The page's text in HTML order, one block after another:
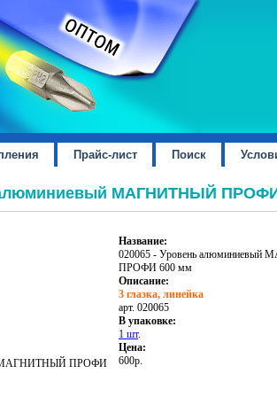
Прайс-лист Поиск
алюминиевый МАГНИТНЫЙ
Название:
020065 - Уровень
ПРОФИ 600 мм
Описание:
3 глазка, линейка
арт. 020065
В упаковке:
1 шт.
Цена:
600р.